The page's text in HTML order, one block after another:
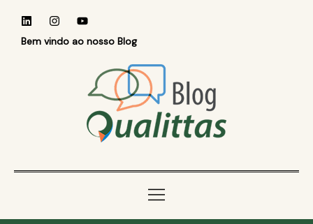
Bem vindo ao nosso Blog